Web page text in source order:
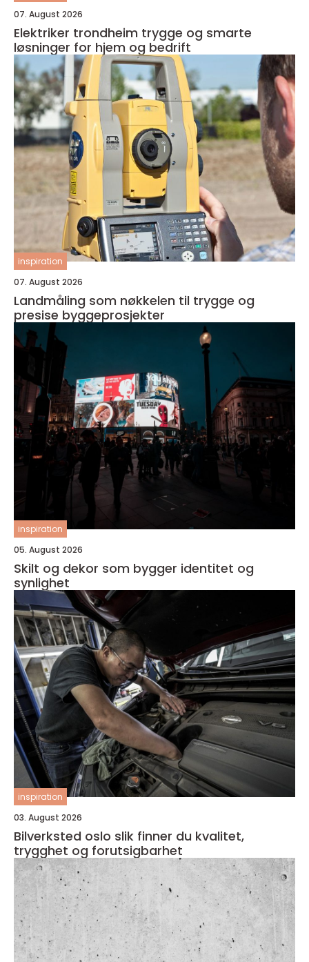
07. August 2026
Elektriker trondheim trygge og smarte
løsninger for hjem og bedrift
inspiration
07. August 2026
Landmåling som nøkkelen til trygge og
presise byggeprosjekter
inspiration
05. August 2026
Skilt og dekor som bygger identitet og
synlighet
inspiration
03. August 2026
Bilverksted oslo slik finner du kvalitet,
trygghet og forutsigbarhet